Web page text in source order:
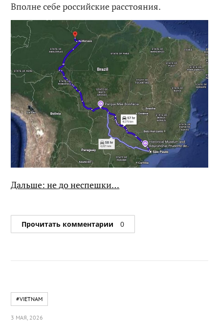
Вполне себе российские расстояния.
Дальше: не до неспешки…
Прочитать комментарии 0
#VIETNAM
3 МАЯ, 2026